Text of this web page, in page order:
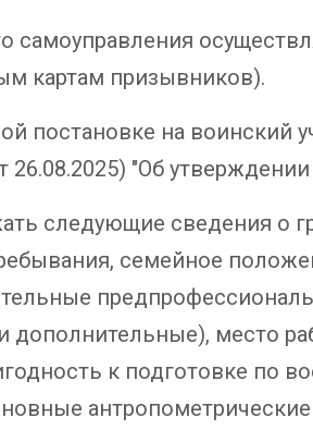
самоуправления
картам призывников).
постановке на воинский
26.08.2025) "Об
следующие сведения о
семейное
место
к подготовке по